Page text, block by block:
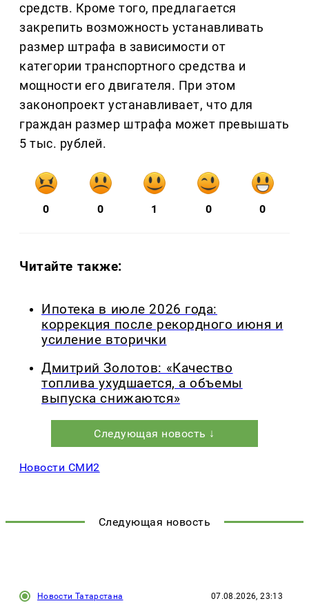
средств. Кроме того, предлагается
закрепить возможность устанавливать
размер штрафа в зависимости от
категории транспортного средства и
мощности его двигателя. При этом
законопроект устанавливает, что для
граждан размер штрафа может превышать
5 тыс. рублей.
0 0 1 0 0
Читайте также:
Ипотека в июле 2026 года:
коррекция после рекордного июня и
усиление вторички
Дмитрий Золотов: «Качество
топлива ухудшается, а объемы
выпуска снижаются»
Следующая новость ↓
Новости СМИ2
Следующая новость
Новости Татарстана 07.08.2026, 23:13